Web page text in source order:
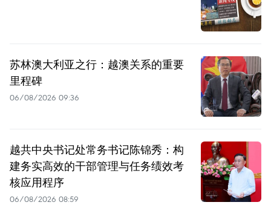
苏林澳大利亚之行：越澳关系的重要
里程碑
06/08/2026 09:36
越共中央书记处常务书记陈锦秀：构
建务实高效的干部管理与任务绩效考
核应用程序
06/08/2026 08:59